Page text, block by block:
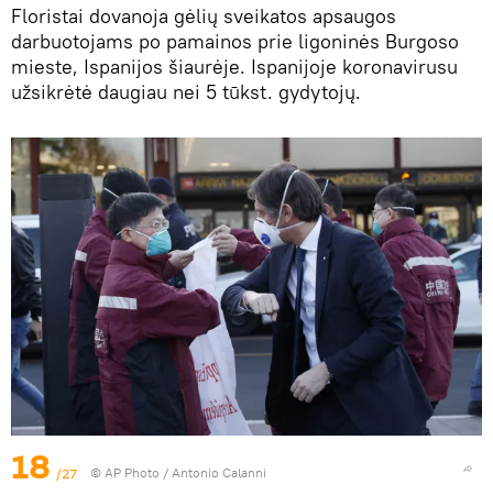
Floristai dovanoja gėlių sveikatos apsaugos
darbuotojams po pamainos prie ligoninės Burgoso
mieste, Ispanijos šiaurėje. Ispanijoje koronavirusu
užsikrėtė daugiau nei 5 tūkst. gydytojų.
18 /27 © AP Photo / Antonio Calanni